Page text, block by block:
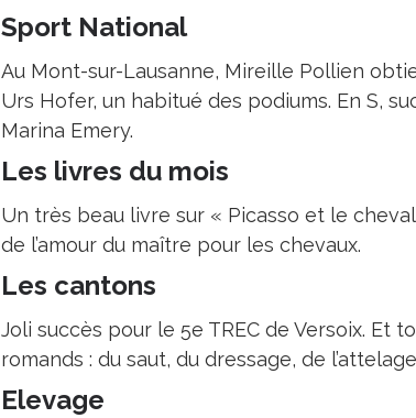
Sport National
Au Mont-sur-Lausanne, Mireille Pollien
Urs Hofer, un habitué des podiums. En S,
Marina Emery.
Les livres du mois
Un très beau livre sur « Picasso et le
de l’amour du maître pour les chevaux.
Les cantons
Joli succès pour le 5e TREC de Versoix. Et
romands : du saut, du dressage, de
Elevage